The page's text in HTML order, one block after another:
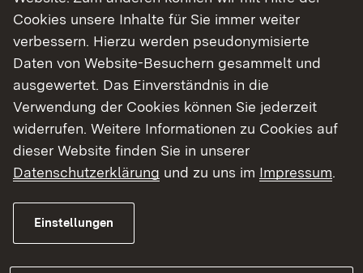
Hausnummer
PLZ*
Cookies unsere Inhalte für Sie immer weiter
verbessern. Hierzu werden pseudonymisierte
Daten von Website-Besuchern gesammelt und
ausgewertet. Das Einverständnis in die
Verwendung der Cookies können Sie jederzeit
widerrufen. Weitere Informationen zu Cookies auf
dieser Website finden Sie in unserer
Datenschutzerklärung und zu uns im Impressum.
Einstellungen